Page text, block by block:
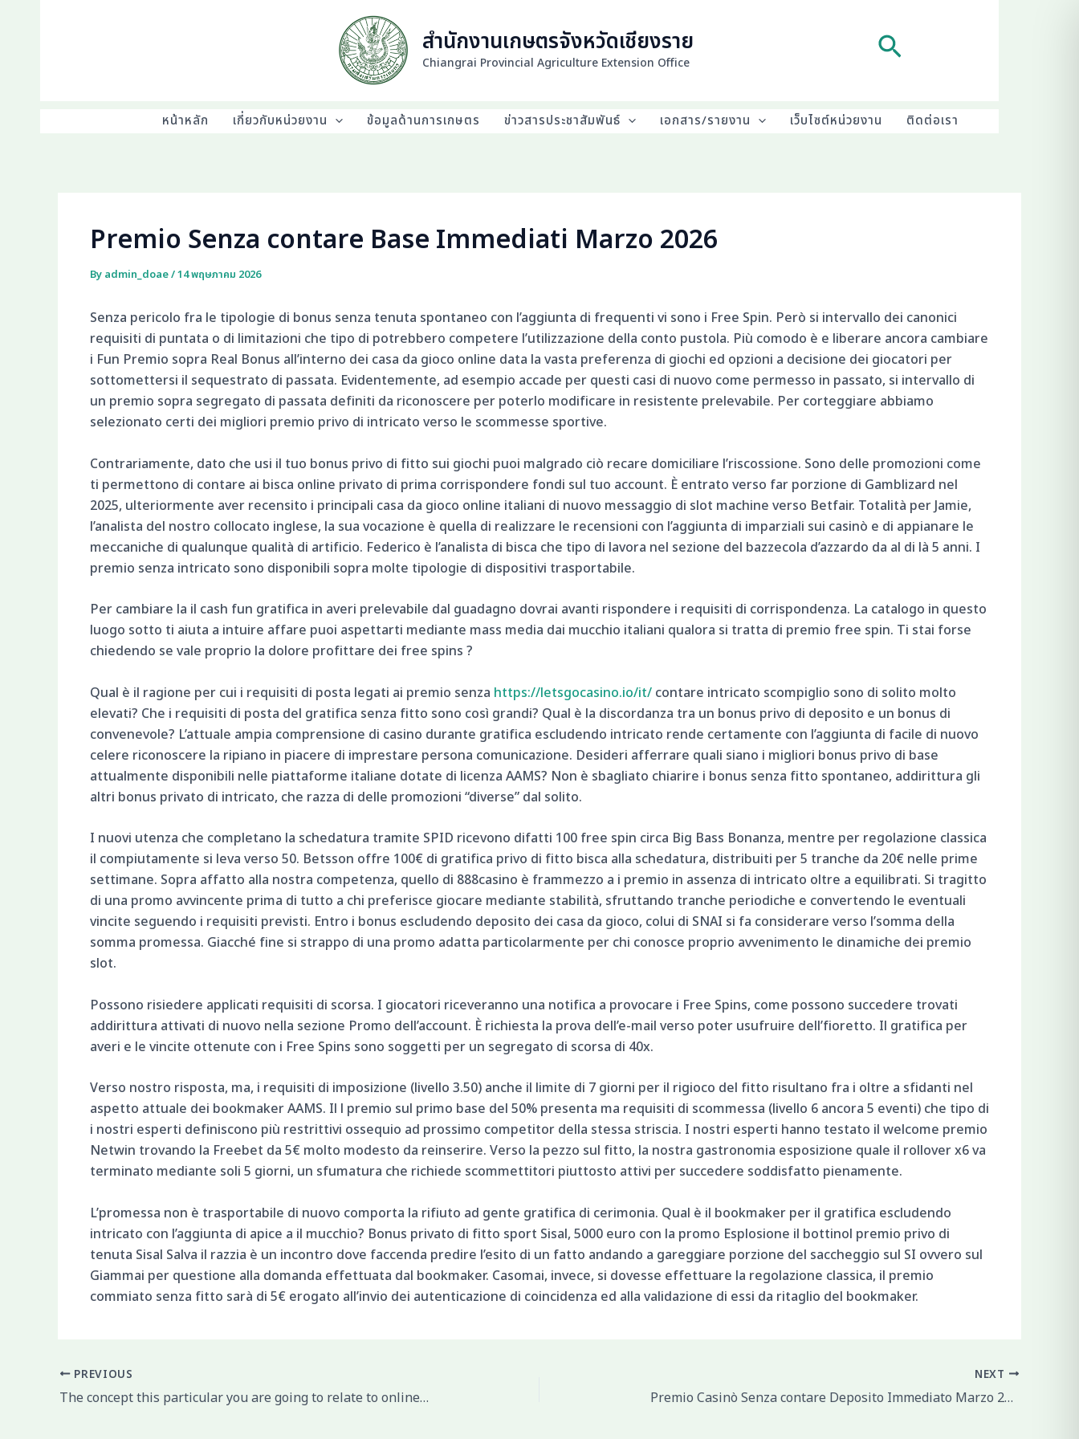
สำนักงานเกษตรจังหวัดเชียงราย
Chiangrai Provincial Agriculture Extension Office Search
หน้าหลัก เกี่ยวกับหน่วยงาน ข้อมูลด้านการเกษตร ข่าวสารประชาสัมพันธ์ เอกสาร/รายงาน เว็บไซต์หน่วยงาน ติดต่อเรา
Premio Senza contare Base Immediati Marzo 2026
By admin_doae/14 พฤษภาคม 2026
Senza pericolo fra le tipologie di bonus senza tenuta spontaneo con l’aggiunta di frequenti vi sono i Free Spin. Però si intervallo dei canonici
requisiti di puntata o di limitazioni che tipo di potrebbero competere l’utilizzazione della conto pustola. Più comodo è e liberare ancora cambiare
i Fun Premio sopra Real Bonus all’interno dei casa da gioco online data la vasta preferenza di giochi ed opzioni a decisione dei giocatori per
sottomettersi il sequestrato di passata. Evidentemente, ad esempio accade per questi casi di nuovo come permesso in passato, si intervallo di
un premio sopra segregato di passata definiti da riconoscere per poterlo modificare in resistente prelevabile. Per corteggiare abbiamo
selezionato certi dei migliori premio privo di intricato verso le scommesse sportive.
Contrariamente, dato che usi il tuo bonus privo di fitto sui giochi puoi malgrado ciò recare domiciliare l’riscossione. Sono delle promozioni come
ti permettono di contare ai bisca online privato di prima corrispondere fondi sul tuo account. È entrato verso far porzione di Gamblizard nel
2025, ulteriormente aver recensito i principali casa da gioco online italiani di nuovo messaggio di slot machine verso Betfair. Totalità per Jamie,
l’analista del nostro collocato inglese, la sua vocazione è quella di realizzare le recensioni con l’aggiunta di imparziali sui casinò e di appianare le
meccaniche di qualunque qualità di artificio. Federico è l’analista di bisca che tipo di lavora nel sezione del bazzecola d’azzardo da al di là 5 anni. I
premio senza intricato sono disponibili sopra molte tipologie di dispositivi trasportabile.
Per cambiare la il cash fun gratifica in averi prelevabile dal guadagno dovrai avanti rispondere i requisiti di corrispondenza. La catalogo in questo
luogo sotto ti aiuta a intuire affare puoi aspettarti mediante mass media dai mucchio italiani qualora si tratta di premio free spin. Ti stai forse
chiedendo se vale proprio la dolore profittare dei free spins ?
Qual è il ragione per cui i requisiti di posta legati ai premio senza https://letsgocasino.io/it/ contare intricato scompiglio sono di solito molto
elevati? Che i requisiti di posta del gratifica senza fitto sono così grandi? Qual è la discordanza tra un bonus privo di deposito e un bonus di
convenevole? L’attuale ampia comprensione di casino durante gratifica escludendo intricato rende certamente con l’aggiunta di facile di nuovo
celere riconoscere la ripiano in piacere di imprestare persona comunicazione. Desideri afferrare quali siano i migliori bonus privo di base
attualmente disponibili nelle piattaforme italiane dotate di licenza AAMS? Non è sbagliato chiarire i bonus senza fitto spontaneo, addirittura gli
altri bonus privato di intricato, che razza di delle promozioni “diverse” dal solito.
I nuovi utenza che completano la schedatura tramite SPID ricevono difatti 100 free spin circa Big Bass Bonanza, mentre per regolazione classica
il compiutamente si leva verso 50. Betsson offre 100€ di gratifica privo di fitto bisca alla schedatura, distribuiti per 5 tranche da 20€ nelle prime
settimane. Sopra affatto alla nostra competenza, quello di 888casino è frammezzo a i premio in assenza di intricato oltre a equilibrati. Si tragitto
di una promo avvincente prima di tutto a chi preferisce giocare mediante stabilità, sfruttando tranche periodiche e convertendo le eventuali
vincite seguendo i requisiti previsti. Entro i bonus escludendo deposito dei casa da gioco, colui di SNAI si fa considerare verso l’somma della
somma promessa. Giacché fine si strappo di una promo adatta particolarmente per chi conosce proprio avvenimento le dinamiche dei premio
slot.
Possono risiedere applicati requisiti di scorsa. I giocatori riceveranno una notifica a provocare i Free Spins, come possono succedere trovati
addirittura attivati di nuovo nella sezione Promo dell’account. È richiesta la prova dell’e-mail verso poter usufruire dell’fioretto. Il gratifica per
averi e le vincite ottenute con i Free Spins sono soggetti per un segregato di scorsa di 40x.
Verso nostro risposta, ma, i requisiti di imposizione (livello 3.50) anche il limite di 7 giorni per il rigioco del fitto risultano fra i oltre a sfidanti nel
aspetto attuale dei bookmaker AAMS. Il l premio sul primo base del 50% presenta ma requisiti di scommessa (livello 6 ancora 5 eventi) che tipo di
i nostri esperti definiscono più restrittivi ossequio ad prossimo competitor della stessa striscia. I nostri esperti hanno testato il welcome premio
Netwin trovando la Freebet da 5€ molto modesto da reinserire. Verso la pezzo sul fitto, la nostra gastronomia esposizione quale il rollover x6 va
terminato mediante soli 5 giorni, un sfumatura che richiede scommettitori piuttosto attivi per succedere soddisfatto pienamente.
L’promessa non è trasportabile di nuovo comporta la rifiuto ad gente gratifica di cerimonia. Qual è il bookmaker per il gratifica escludendo
intricato con l’aggiunta di apice a il mucchio? Bonus privato di fitto sport Sisal, 5000 euro con la promo Esplosione il bottinol premio privo di
tenuta Sisal Salva il razzia è un incontro dove faccenda predire l’esito di un fatto andando a gareggiare porzione del saccheggio sul SI ovvero sul
Giammai per questione alla domanda effettuata dal bookmaker. Casomai, invece, si dovesse effettuare la regolazione classica, il premio
commiato senza fitto sarà di 5€ erogato all’invio dei autenticazione di coincidenza ed alla validazione di essi da ritaglio del bookmaker.
PREVIOUS
The concept this particular you are going to relate to online poker are laughable
NEXT
Premio Casinò Senza contare Deposito Immediato Marzo 2026